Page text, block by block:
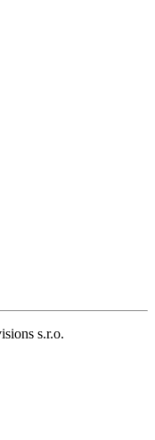
s.r.o.